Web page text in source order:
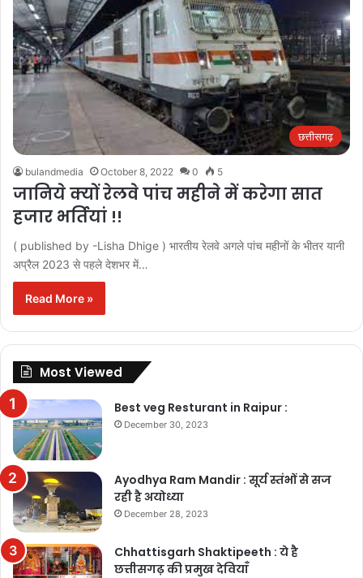
छत्तीसगढ़
bulandmedia October 8, 2022 0 5
जानिये क्यों रेलवे पांच महीने में करेगा सात
हजार भर्तियां !!
( published by -Lisha Dhige ) भारतीय रेलवे अगले पांच महीनों के भीतर यानी
अप्रैल 2023 से पहले देशभर में…
Read More »
Most Viewed
Best veg Resturant in Raipur :
December 30, 2023
Ayodhya Ram Mandir : सूर्य स्तंभों से सज
रही है अयोध्या
December 28, 2023
Chhattisgarh Shaktipeeth : ये है
छत्तीसगढ़ की प्रमुख देवियाँ